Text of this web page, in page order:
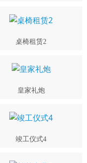
桌椅租赁2
皇家礼炮
竣工仪式4